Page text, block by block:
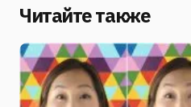
Читайте также